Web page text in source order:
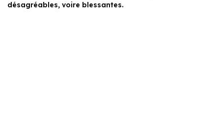
désagréables, voire blessantes.